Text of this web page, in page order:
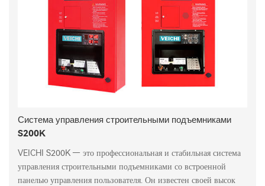
Система управления строительными подъемниками
S200K
VEICHI S200K — это профессиональная и стабильная система
управления строительными подъемниками со встроенной
панелью управления пользователя. Он известен своей высок